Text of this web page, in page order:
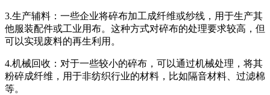
3.生产辅料：一些企业将碎布加工成纤维或纱线，用于生产其
他服装配件或工业用布。这种方式对碎布的处理要求较高，但
可以实现废料的再生利用。
4.机械回收：对于一些较小的碎布，可以通过机械处理，将其
粉碎成纤维，用于非纺织行业的材料，比如隔音材料、过滤棉
等。